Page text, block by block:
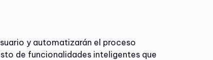
y automatizarán el proceso
de funcionalidades inteligentes que